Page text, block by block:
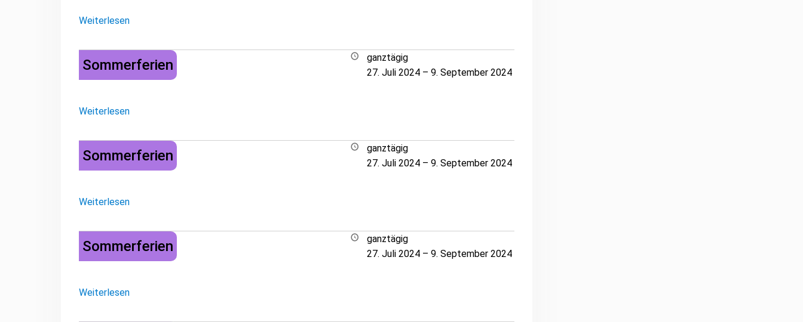
Weiterlesen
Sommerferien
ganztägig
27. Juli 2024 – 9. September 2024
Weiterlesen
Sommerferien
ganztägig
27. Juli 2024 – 9. September 2024
Weiterlesen
Sommerferien
ganztägig
27. Juli 2024 – 9. September 2024
Weiterlesen